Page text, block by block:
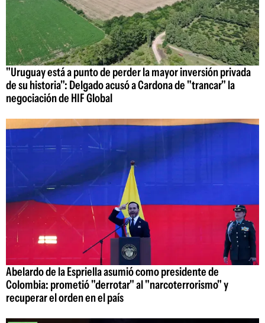
"Uruguay está a punto de perder la mayor inversión privada
de su historia": Delgado acusó a Cardona de "trancar" la
negociación de HIF Global
Abelardo de la Espriella asumió como presidente de
Colombia: prometió "derrotar" al "narcoterrorismo" y
recuperar el orden en el país